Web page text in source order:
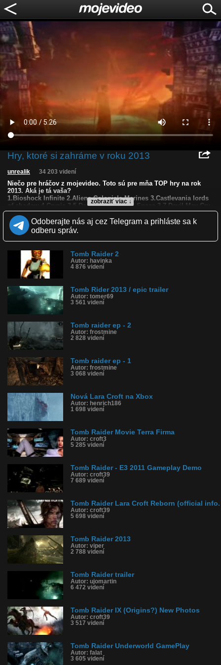
Hry, ktoré si zahráme v roku 2013
zobraziť viac ↓
unrealik 34 203 videní
Niečo pre hráčov z mojevideo. Toto sú pre mňa TOP hry na rok
2013. Aká je tá vaša?
1.Bioshock Infinite 2.Aliens Colonials Marines 3.Castlevania lords
of shadow 4.Crysis 3 5.Dark Souls 6.Dead Space 3 7.Devil May Cry
8.Gears of War 9.Last of Us 10.Tomb Raider
Príjemné sledovanie a urážky si nechajte pre seba, ďakujem.
Hudba: Arkasia - Pandemonium
Zverejnené: 22.12.2012 14:44
Páči sa: 89% (76 hlasov)
Obľúbené: 39
Komentárov: 285
Dľžka: 5:26
Kategória: animované
Tagy: hry, 2013, pc, tomb raider
História sledovanosti videa:
Odoberajte nás aj cez Telegram a prihláste sa k
odberu správ.
Tomb Raider 2
Autor: havinka
4 876 videní
Tomb Rider 2013 / epic trailer
Autor: tomer69
3 561 videní
Tomb raider ep - 2
Autor: frostmine
2 828 videní
Tomb raider ep - 1
Autor: frostmine
3 068 videní
Nová Lara Croft na Xbox
Autor: henrich186
1 698 videní
Tomb Raider Movie Terra Firma
Autor: croft3
5 285 videní
Tomb Raider - E3 2011 Gameplay Demo
Autor: croft39
7 689 videní
Tomb Raider Lara Croft Reborn (official info.
Autor: croft39
5 698 videní
Tomb Raider 2013
Autor: viper
2 788 videní
Tomb Raider trailer
Autor: ujomartin
6 472 videní
Tomb Raider IX (Origins?) New Photos
Autor: croft39
3 517 videní
Tomb Raider Underworld GamePlay
Autor: falat
3 605 videní